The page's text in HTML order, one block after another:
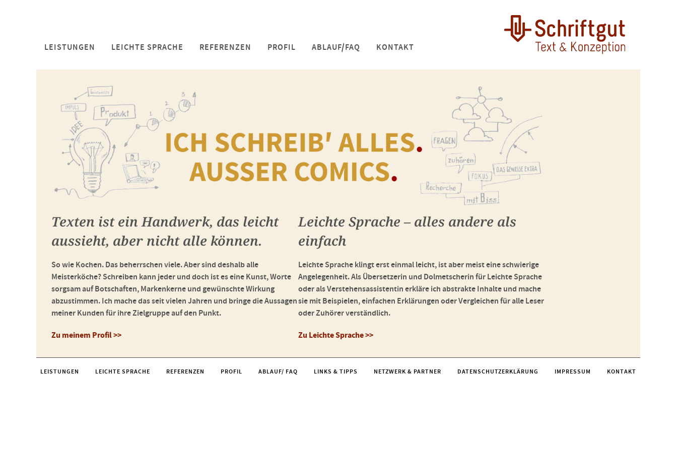
LEISTUNGEN LEICHTE SPRACHE REFERENZEN PROFIL ABLAUF/FAQ KONTAKT
Texten ist ein Handwerk, das leicht
aussieht, aber nicht alle können.
So wie Kochen. Das beherrschen viele. Aber sind deshalb alle
Meisterköche? Schreiben kann jeder und doch ist es eine Kunst, Worte
sorgsam auf Botschaften, Markenkerne und gewünschte Wirkung
abzustimmen. Ich mache das seit vielen Jahren und bringe die Aussagen
meiner Kunden für ihre Zielgruppe auf den Punkt.
Zu meinem Profil >>
Leichte Sprache – alles andere als
einfach
Leichte Sprache klingt erst einmal leicht, ist aber meist eine schwierige
Angelegenheit. Als Übersetzerin und Dolmetscherin für Leichte Sprache
oder als Verstehensassistentin erkläre ich abstrakte Inhalte und mache
sie mit Beispielen, einfachen Erklärungen oder Vergleichen für alle Leser
oder Zuhörer verständlich.
Zu Leichte Sprache >>
LEISTUNGEN LEICHTE SPRACHE REFERENZEN PROFIL ABLAUF/ FAQ LINKS & TIPPS NETZWERK & PARTNER DATENSCHUTZERKLÄRUNG IMPRESSUM KONTAKT